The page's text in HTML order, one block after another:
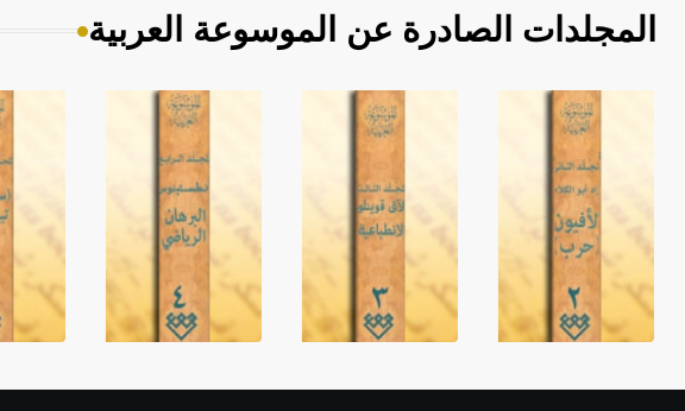
المجلدات الصادرة عن الموسوعة العربية